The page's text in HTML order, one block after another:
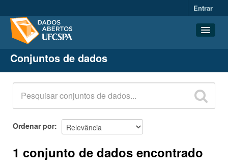
Entrar
Conjuntos de dados
Organizações
Grupos
Sobre
Conjuntos de dados
Ordenar por
1 conjunto de dados encontrado